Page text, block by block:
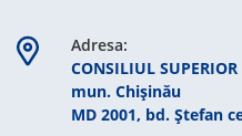
Adresa:
CONSILIUL
mun. Chişinău
MD 2001, bd. Ștefan